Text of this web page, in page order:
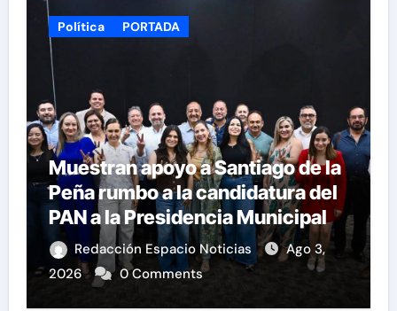
Política PORTADA
Muestran apoyo a Santiago de la
Peña rumbo a la candidatura del
PAN a la Presidencia Municipal
Redacción Espacio Noticias
Ago 3,
2026
0 Comments